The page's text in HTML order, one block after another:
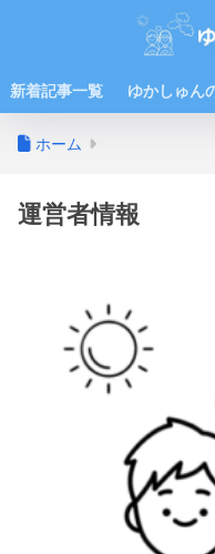
新着記事一覧 ゆかしゅん
ホーム
運営者情報